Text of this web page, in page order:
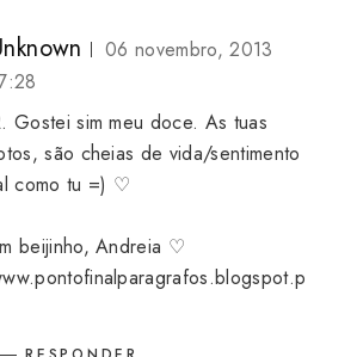
06 novembro, 2013
Gostei sim meu doce. As tuas
são cheias de vida/sentimento
como tu =) ♡
beijinho, Andreia ♡